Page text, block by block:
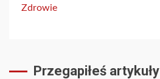
Zdrowie
Przegapiłeś artykuły